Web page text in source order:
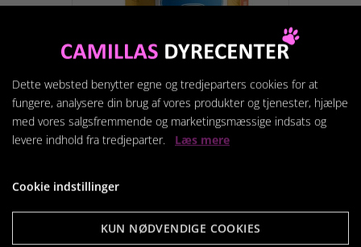
Calibra Dog Verve
g.
39,95 kr.
Dette websted benytter egne og tredjeparters cookies for at
fungere, analysere din brug af vores produkter og tjenester, hjælpe
med vores salgsfremmende og marketingsmæssige indsats og
levere indhold fra tredjeparter. Læs mere
Cookie indstillinger
KUN NØDVENDIGE COOKIES